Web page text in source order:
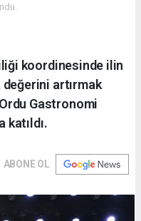
koordinesinde ilin
artırmak
Gastronomi
katıldı.
ABONE OL